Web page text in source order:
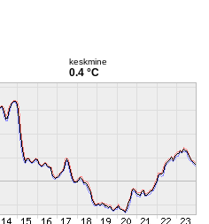
keskmine
0.4 °C